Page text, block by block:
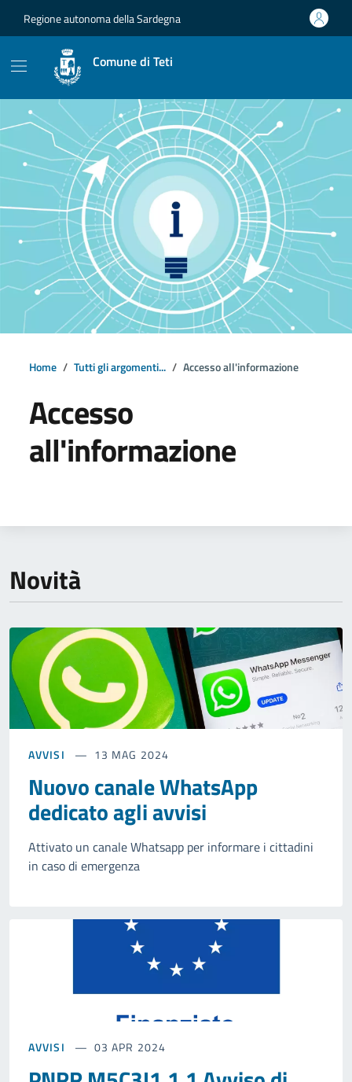
Regione autonoma della Sardegna
Comune di Teti
Home Tutti gli argomenti... Accesso all'informazione
Accesso
all'informazione
Novità
AVVISI 13 MAG 2024
Nuovo canale WhatsApp
dedicato agli avvisi
Attivato un canale Whatsapp per informare i cittadini
in caso di emergenza
AVVISI 03 APR 2024